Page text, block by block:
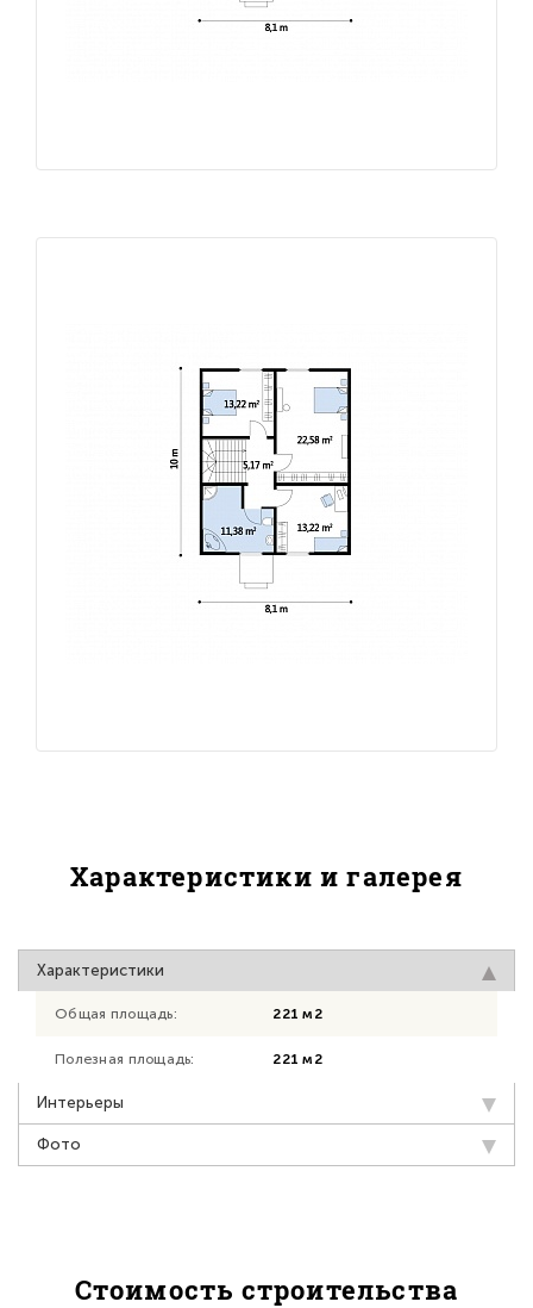
Характеристики и галерея
Характеристики
Общая площадь: 221 м2
Полезная площадь: 221 м2
Интерьеры
Фото
Стоимость строительства